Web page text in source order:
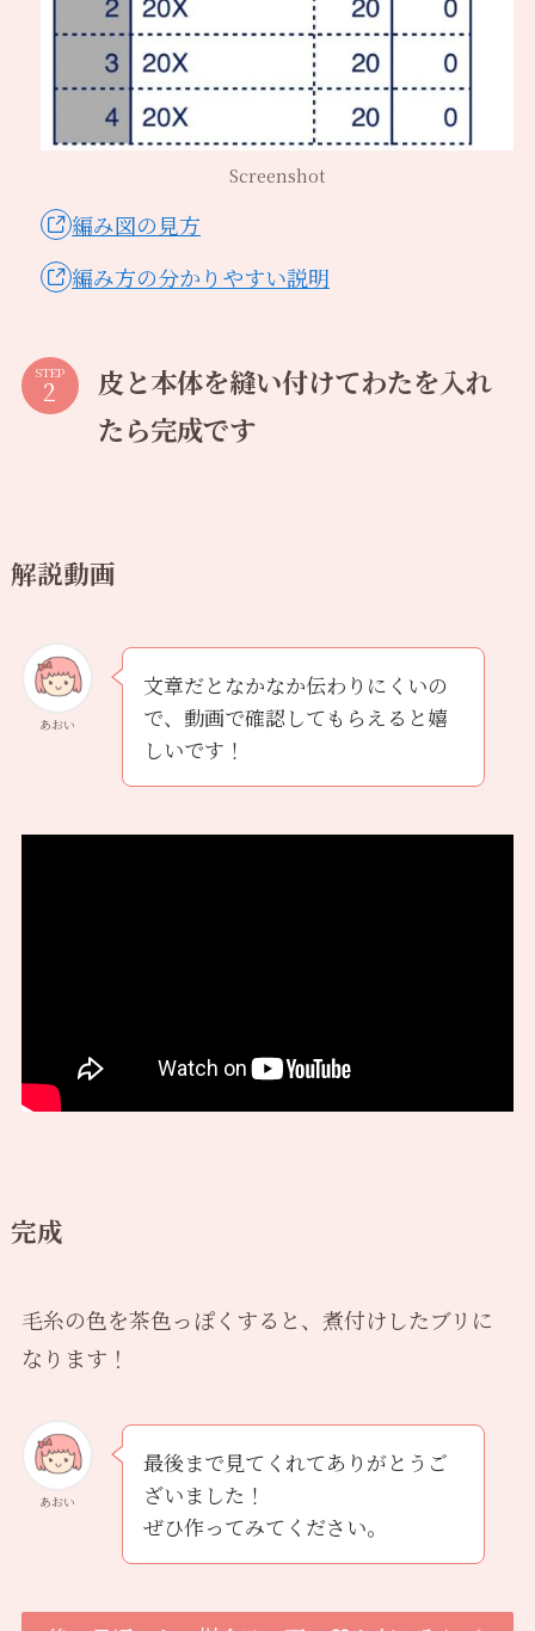
Screenshot
編み図の見方
編み方の分かりやすい説明
STEP
皮と本体を縫い付けてわたを入れ
たら完成です
解説動画
あおい
文章だとなかなか伝わりにくいの
で、動画で確認してもらえると嬉
しいです！
完成
毛糸の色を茶色っぽくすると、煮付けしたブリに
なります！
あおい
最後まで見てくれてありがとうご
ざいました！
ぜひ作ってみてください。